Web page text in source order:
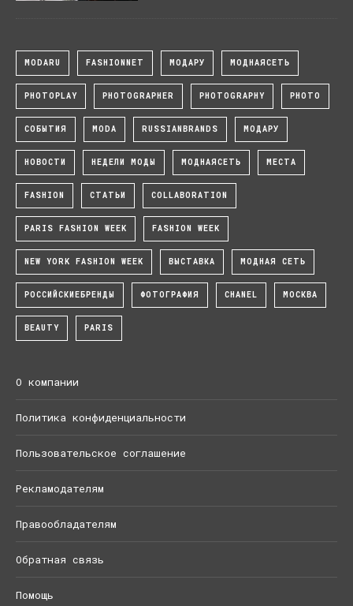
MODARU FASHIONNET МОДАРУ МОДНАЯСЕТЬ
PHOTOPLAY PHOTOGRAPHER PHOTOGRAPHY PHOTO
СОБЫТИЯ MODA RUSSIANBRANDS МОДАРУ
НОВОСТИ НЕДЕЛИ МОДЫ МОДНАЯСЕТЬ МЕСТА
FASHION СТАТЬИ COLLABORATION
PARIS FASHION WEEK FASHION WEEK
NEW YORK FASHION WEEK ВЫСТАВКА МОДНАЯ СЕТЬ
РОССИЙСКИЕБРЕНДЫ ФОТОГРАФИЯ CHANEL МОСКВА
BEAUTY PARIS
О компании
Политика конфиденциальности
Пользовательское соглашение
Рекламодателям
Правообладателям
Обратная связь
Помощь